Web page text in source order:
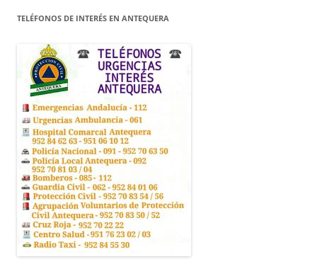
TELÉFONOS DE INTERÉS EN ANTEQUERA